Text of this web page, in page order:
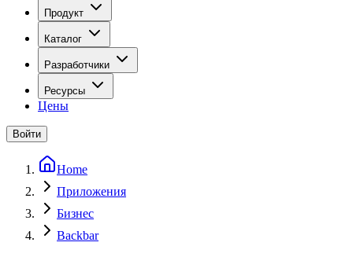
Продукт
Каталог
Разработчики
Ресурсы
Цены
Войти
Home
Приложения
Бизнес
Backbar